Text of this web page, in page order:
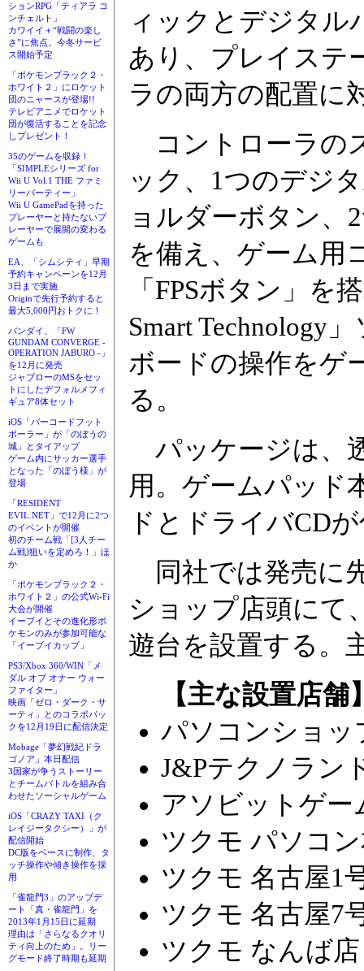
ションRPG「ティアラ コ
ンチェルト」
カワイイ＋“戦闘の楽し
さ”に焦点。今冬サービ
ス開始予定
「ポケモンブラック２・
ホワイト２」にロケット
団のニャースが登場!!
テレビアニメでロケット
団が復活することを記念
しプレゼント！
35のゲームを収録！
「SIMPLEシリーズ for
Wii U Vol.1 THE ファミ
リーパーティー」
Wii U GamePadを持った
プレーヤーと持たないプ
レーヤーで展開の変わる
ゲームも
EA、「シムシティ」早期
予約キャンペーンを12月
3日まで実施
Originで先行予約すると
最大5,000円おトクに！
バンダイ、「FW
GUNDAM CONVERGE -
OPERATION JABURO -」
を12月に発売
ジャブローのMSをセッ
トにしたデフォルメフィ
ギュア8体セット
iOS「バーコードフット
ボーラー」が「のぼうの
城」とタイアップ
ゲーム内にサッカー選手
となった「のぼう様」が
登場
「RESIDENT
EVIL.NET」で12月に2つ
のイベントが開催
初のチーム戦「[3人チー
ム戦]狙いを定めろ！」ほ
か
「ポケモンブラック２・
ホワイト２」の公式Wi-Fi
大会が開催
イーブイとその進化形ポ
ケモンのみが参加可能な
「イーブイカップ」
PS3/Xbox 360/WIN「メ
ダル オブ オナー ウォー
ファイター」
映画「ゼロ・ダーク・サ
ーティ」とのコラボパッ
クを12月19日に配信決定
Mobage「夢幻戦紀ドラ
ゴノア」本日配信
3国家が争うストーリー
とチームバトルを組み合
わせたソーシャルゲーム
iOS「CRAZY TAXI（ク
レイジータクシー）」が
配信開始
DC版をベースに制作、タ
ッチ操作や傾き操作を採
用
「雀龍門3」のアップデ
ート「真・雀龍門」を
2013年1月15日に延期
理由は「さらなるクオリ
ティ向上のため」。リー
グモード終了時期も延期
ィックとデジタル
あり、プレイステ
ラの両方の配置に
コントローラの
ック、1つのデジ
ョルダーボタン、
を備え、ゲーム用
「FPSボタン」を
Smart Technology
ボードの操作をゲ
る。
パッケージは、
用。ゲームパッド
ドとドライバCD
同社では発売に
ショップ店頭にて
遊台を設置する。
【主な設置店舗
パソコンショッ
J&Pテクノラン
アソビットゲー
ツクモ パソコ
ツクモ 名古屋1
ツクモ 名古屋7
ツクモ なんば店